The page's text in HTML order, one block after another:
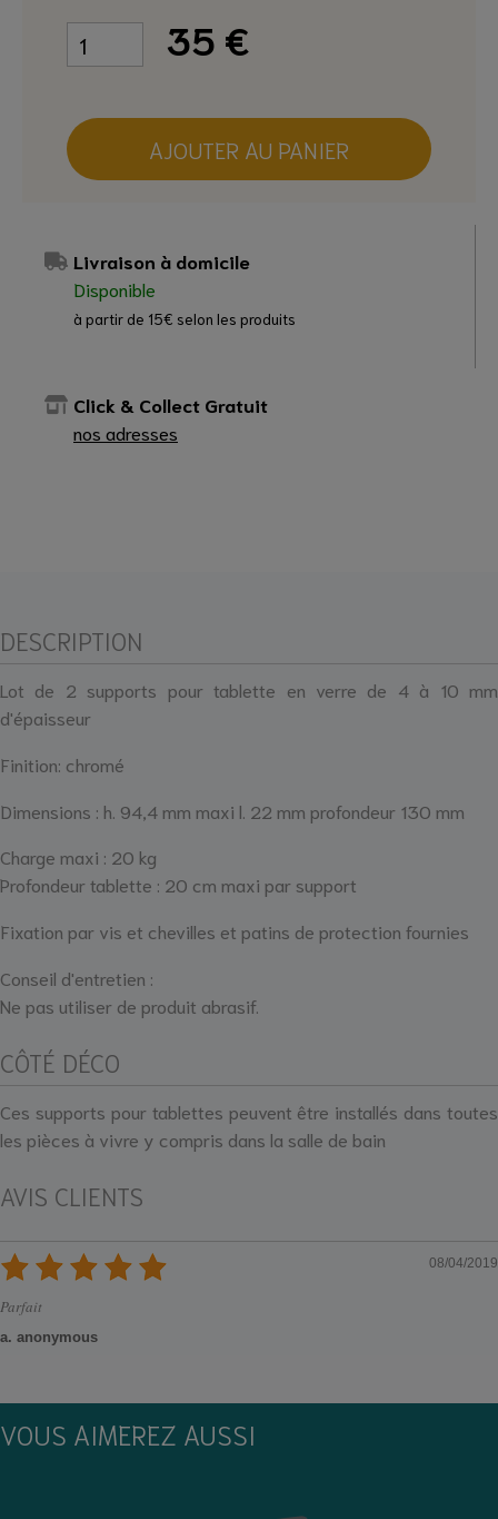
35 €
AJOUTER AU PANIER
Livraison à domicile
Disponible
à partir de 15€ selon les produits
Click & Collect Gratuit
nos adresses
DESCRIPTION
Lot de 2 supports pour tablette en verre de 4 à 10 mm
d'épaisseur
Finition: chromé
Dimensions : h. 94,4 mm maxi l. 22 mm profondeur 130 mm
Charge maxi : 20 kg
Profondeur tablette : 20 cm maxi par support
Fixation par vis et chevilles et patins de protection fournies
Conseil d'entretien :
Ne pas utiliser de produit abrasif.
CÔTÉ DÉCO
Ces supports pour tablettes peuvent être installés dans toutes
les pièces à vivre y compris dans la salle de bain
AVIS CLIENTS
08/04/2019
Parfait
a. anonymous
VOUS AIMEREZ AUSSI